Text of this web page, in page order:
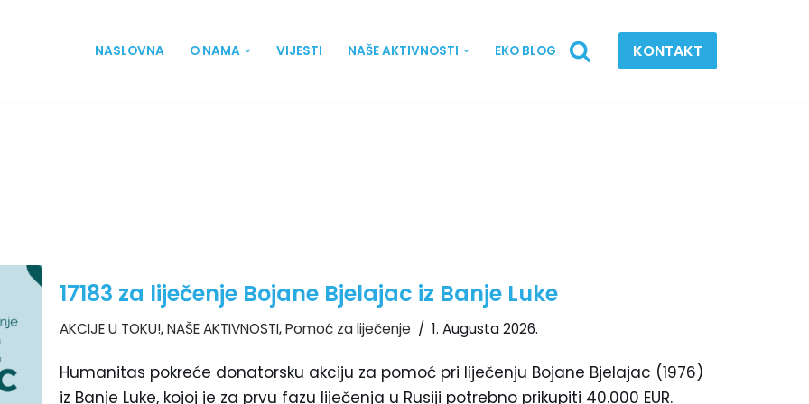
NASLOVNA O NAMA VIJESTI NAŠE AKTIVNOSTI EKO BLOG KONTAKT
17183 za liječenje Bojane Bjelajac iz Banje Luke
AKCIJE U TOKU!,NAŠE AKTIVNOSTI,Pomoć za liječenje 1. Augusta 2026.
Humanitas pokreće donatorsku akciju za pomoć pri liječenju Bojane Bjelajac (1976)
iz Banje Luke, kojoj je za prvu fazu liječenja u Rusiji potrebno prikupiti 40.000 EUR.